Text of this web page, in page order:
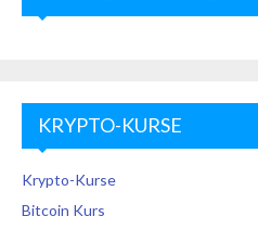
KRYPTO-KURSE
Krypto-Kurse
Bitcoin Kurs